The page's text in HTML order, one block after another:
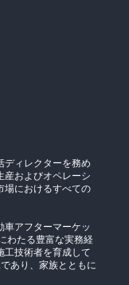
ディレクターを務め
産およびオペレーシ
場におけるすべての
アフターマーケッ
わたる豊富な実務経
技術者を育成して
あり、家族とともに